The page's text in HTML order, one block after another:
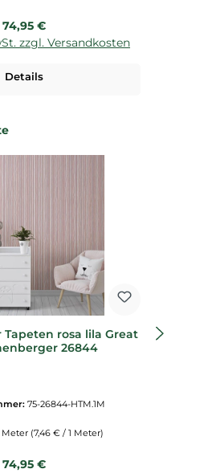
Regulärer Preis:
74,95 €
zzgl. Versandkosten
Details
rosa lila Great
26844
75-26844-HTM.1M
Meter (7,46 € / 1 Meter)
Regulärer Preis:
74,95 €